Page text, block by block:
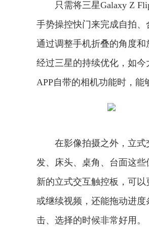
只需将三星Galaxy Z
手势操控快门来完成自拍、
通过调整手机折叠的角度和
经过三星的持续优化，如今
APP自带的相机功能时，能
在影像拍摄之外，立
发、床头、桌角、台面这
新的立式交互触控板，可
或继续视频，还能拖动进
击、选择的时候非常好用。